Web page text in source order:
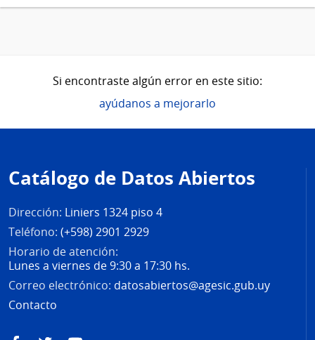
Si encontraste algún error en este sitio:
ayúdanos a mejorarlo
de
página
Catálogo de Datos Abiertos
Dirección: Liniers 1324 piso 4
Teléfono: (+598) 2901 2929
Horario de atención:
Lunes a viernes de 9:30 a 17:30 hs.
Correo electrónico: datosabiertos@agesic.gub.uy
Contacto